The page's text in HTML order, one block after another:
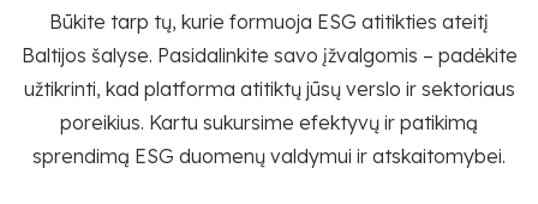
Būkite tarp tų, kurie formuoja ESG atitikties ateitį
Baltijos šalyse. Pasidalinkite savo įžvalgomis – padėkite
užtikrinti, kad platforma atitiktų jūsų verslo ir sektoriaus
poreikius. Kartu sukursime efektyvų ir patikimą
sprendimą ESG duomenų valdymui ir atskaitomybei.